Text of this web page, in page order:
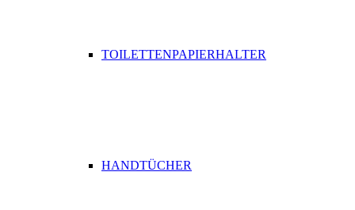
TOILETTENPAPIERHALTER
HANDTÜCHER